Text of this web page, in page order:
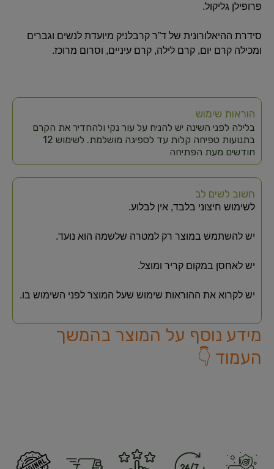
פרופילן גליקול.
סידרת ההיאלורונית של ד”ר קרבלניק מיועדת לנשים וגברים
ומכילה קרם יום, קרם לילה, קרם עיניים, וסרום מרוכז.
הוראות שימוש
בלילה לפני השינה יש להניח על עור נקי ולהחדיר את הקרם
בתנועות טפיחה קלות עד לספיגה מושלמת. לשימוש 12
חודשים מעת הפתיחה
חשוב לשים לב
לשימוש חיצוני בלבד, אין לבלוע.
יש להשתמש במוצר רק למטרה שלשמה הוא נועד.
יש לאחסן במקום קריר ומוצל.
יש לקרוא את ההוראות שימוש שעל המוצר לפני השימוש בו.
מידע נוסף על המוצר בהמשך
העמוד 👇